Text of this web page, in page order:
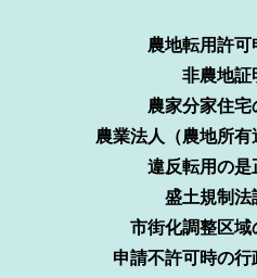
農地転用許可
非農地証
農家分家住宅
農業法人（農地所
違反転用の是
盛土規制法
市街化調整区域
申請不許可時の